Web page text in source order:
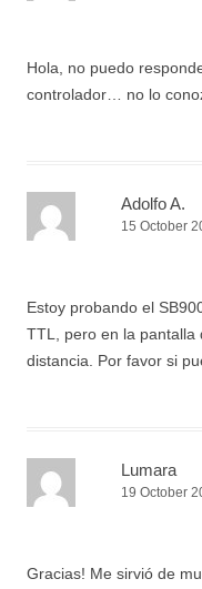
Hola, no puedo
controlador… no lo
Adolfo A.
15 October
Estoy probando el
TTL, pero en la pantalla
distancia. Por favor si
Lumara
19 October
Gracias! Me sirvió de